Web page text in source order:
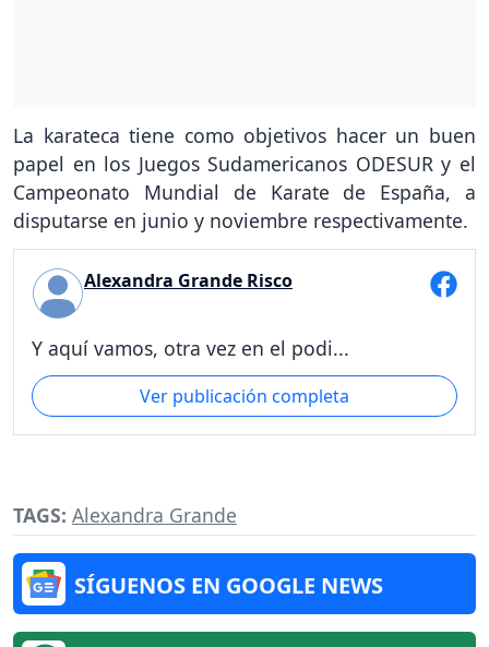
La karateca tiene como objetivos hacer un buen
papel en los Juegos Sudamericanos ODESUR y el
Campeonato Mundial de Karate de España, a
disputarse en junio y noviembre respectivamente.
Alexandra Grande Risco
Y aquí vamos, otra vez en el podi...
Ver publicación completa
TAGS: Alexandra Grande
SÍGUENOS EN GOOGLE NEWS